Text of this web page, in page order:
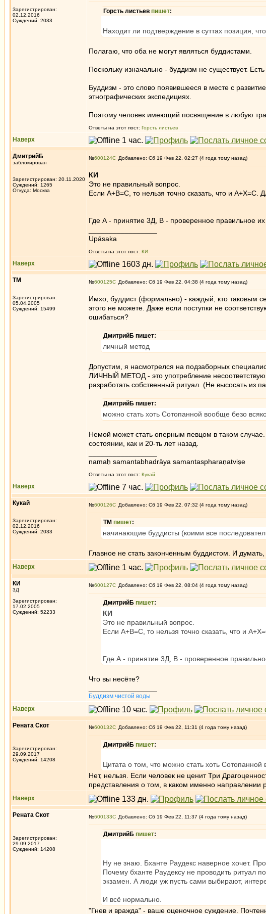
Зарегистрирован:
02.12.2016
Суждений: 2033
Горсть листьев пишет:
Находит ли подтверждение в суттах позиция,
Полагаю, что оба не могут являться буддистами.
Поскольку изначально - буддизм не существует.
Буддизм - это слово появившееся в месте с
этнографических экспедициях.
Поэтому человек имеющий посвящение в любую
Ответы на этот пост: Горсть листьев
Наверх
ДмитрийБ
заблокирован
Зарегистрирован: 20.11.2020
Суждений: 1265
Откуда: Москва
№600124 Добавлено: Сб 19 Фев 22, 02:27 (4 года тому назад)
КИ
Это не правильный вопрос.
Если А+B=C, то нельзя точно сказать, что и А+X=С.
Где А - принятие 3Д, В - проверенное правильное
Upāsaka
Ответы на этот пост: КИ
Наверх
ТМ
Зарегистрирован:
05.04.2005
Суждений: 15499
№600125 Добавлено: Сб 19 Фев 22, 04:38 (4 года тому назад)
Имхо, буддист (формально) - каждый, кто таковым
этого не можете. Даже если поступки не
ошибаться?
ДмитрийБ пишет:
личный метод
Допустим, я насмотрелся на подзаборных
ЛИЧНЫЙ МЕТОД - это употребление
разработать собственный ритуал. (Не высосать из
ДмитрийБ пишет:
можно стать хоть Сотопанной вообще безо
Немой может стать оперным певцом в таком
состоянии, как и 20-ть лет назад.
namaḥ samantabhadrāya samantaspharaṇatviṣe
Ответы на этот пост: Кукай
Наверх
Кукай
Зарегистрирован:
02.12.2016
Суждений: 2033
№600126 Добавлено: Сб 19 Фев 22, 07:32 (4 года тому назад)
ТМ пишет:
начинающие буддисты (коими все
Главное не стать законченным буддистом. И думать,
Наверх
КИ
3Д
Зарегистрирован:
17.02.2005
Суждений: 52233
№600127 Добавлено: Сб 19 Фев 22, 08:04 (4 года тому назад)
ДмитрийБ пишет:
КИ
Это не правильный вопрос.
Если А+B=C, то нельзя точно сказать, что и
Где А - принятие 3Д, В - проверенное
Что вы несёте?
Буддизм чистой воды
Наверх
Рената Скот
Зарегистрирован:
29.09.2017
Суждений: 14208
№600132 Добавлено: Сб 19 Фев 22, 11:31 (4 года тому назад)
ДмитрийБ пишет:
Цитата о том, что можно стать хоть
Нет, нельзя. Если человек не ценит Три
представления о том, в каком именно направлении
Наверх
Рената Скот
Зарегистрирован:
29.09.2017
Суждений: 14208
№600133 Добавлено: Сб 19 Фев 22, 11:37 (4 года тому назад)
ДмитрийБ пишет:
Ну не знаю. Бханте Раудекс наверное хочет.
Почему бханте Раудексу не проводить ритуал
экзамен. А люди уж пусть сами выбирают,
И всё нормально.
"Гнев и вражда" - ваше оценочное суждение.